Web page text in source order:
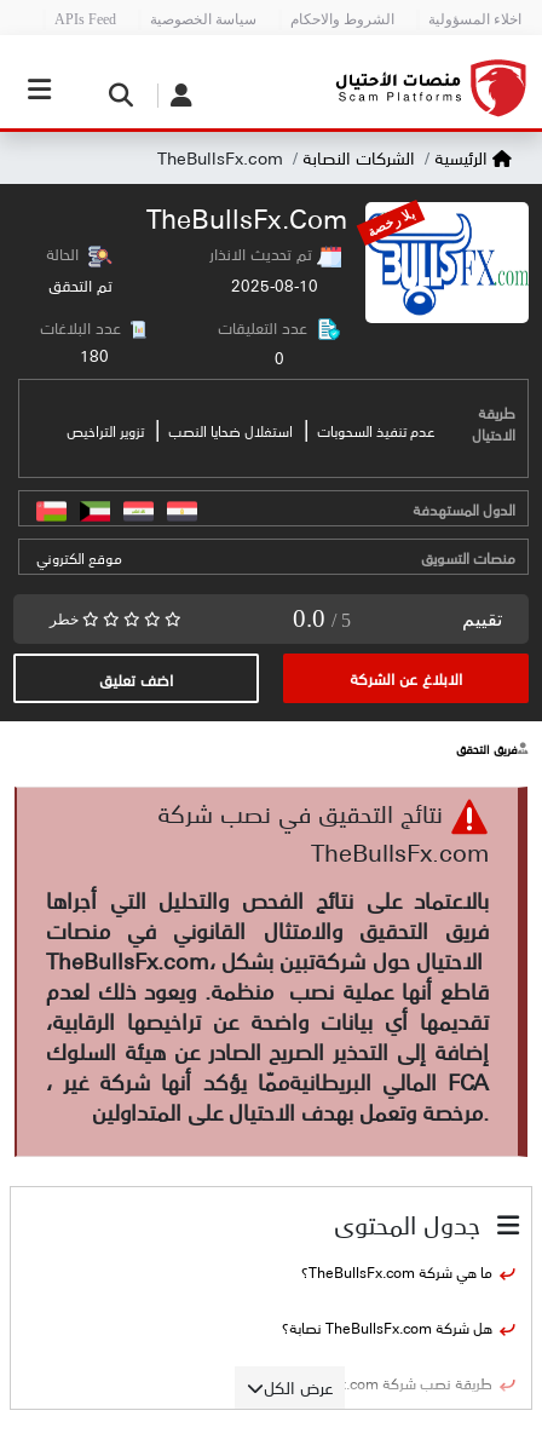
اخلاء المسؤولية الشروط والاحكام سياسة الخصوصية APIs Feed
الرئيسية الشركات النصابة TheBullsFx.com
بلا رخصة TheBullsFx.com
تم تحديث الانذار
2025-08-10
الحالة
تم التحقق
عدد التعليقات
0
عدد البلاغات
180
طريقة
الاحتيال عدم تنفيذ السحوبات | استغلال ضحايا النصب | تزوير التراخيص
الدول المستهدفة
منصات التسويق
موقع الكتروني
تقييم 0.0 / 5 خطر
الابلاغ عن الشركة اضف تعليق
فريق التحقق
نتائج التحقيق في نصب شركة
TheBullsFx.com
بالاعتماد على نتائج الفحص والتحليل التي أجراها
فريق التحقيق والامتثال القانوني في منصات
TheBullsFx.com، تبين بشكل
قاطع أنها عملية نصب منظمة. ويعود ذلك لعدم
تقديمها أي بيانات واضحة عن تراخيصها الرقابية،
إضافة إلى التحذير الصريح الصادر عن هيئة السلوك
FCA ، ممّا يؤكد أنها شركة غير
مرخصة وتعمل بهدف الاحتيال على المتداولين.
جدول المحتوى
عرض الكل
ما هي شركة TheBullsFx.com؟
هل شركة TheBullsFx.com نصابة؟
طريقة نصب شركة TheBullsFx.com